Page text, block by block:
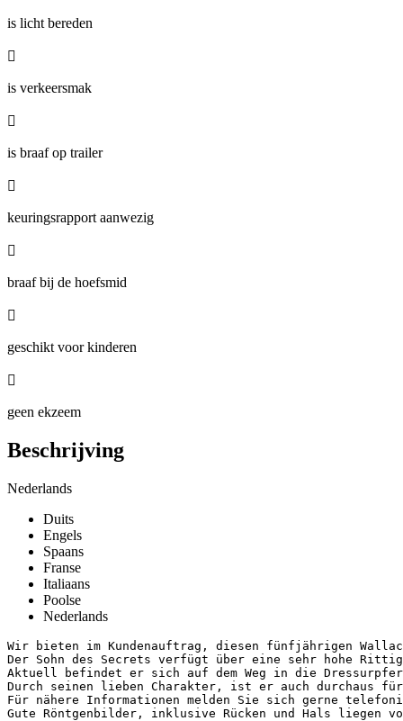
is licht bereden

is verkeersmak

is braaf op trailer

keuringsrapport aanwezig

braaf bij de hoefsmid

geschikt voor kinderen

geen ekzeem
Beschrijving
Nederlands
Duits
Engels
Spaans
Franse
Italiaans
Poolse
Nederlands
Wir bieten im Kundenauftrag, diesen fünfjährigen
Der Sohn des Secrets verfügt über eine sehr hohe
Aktuell befindet er sich auf dem Weg in die
Durch seinen lieben Charakter, ist er auch durchaus
Für nähere Informationen melden Sie sich gerne
Gute Röntgenbilder, inklusive Rücken und Hals liegen